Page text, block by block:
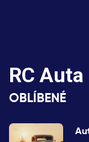
RC
OBLÍBENÉ